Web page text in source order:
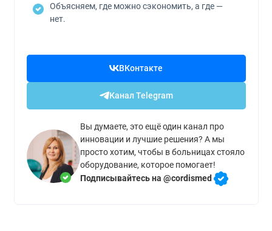
Объясняем, где можно сэкономить, а где —
нет.
ВКонтакте
Канал Telegram
Вы думаете, это ещё один канал про
инновации и лучшие решения? А мы
просто хотим, чтобы в больницах стояло
оборудование, которое помогает!
Подписывайтесь на @cordismed